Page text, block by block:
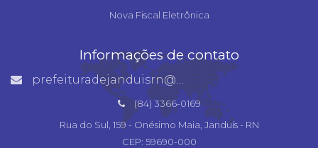
Nova Fiscal Eletrônica
Informações de contato
prefeituradejanduisrn@gmail.com
(84) 3366-0169
Rua do Sul, 159 - Onésimo Maia, Janduís - RN
CEP: 59690-000